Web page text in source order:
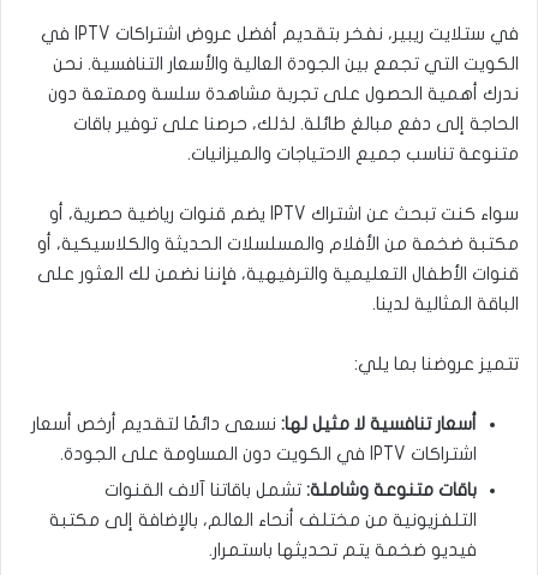
في ستلايت ريبير، نفخر بتقديم أفضل عروض اشتراكات IPTV في
الكويت التي تجمع بين الجودة العالية والأسعار التنافسية. نحن
ندرك أهمية الحصول على تجربة مشاهدة سلسة وممتعة دون
الحاجة إلى دفع مبالغ طائلة. لذلك، حرصنا على توفير باقات
متنوعة تناسب جميع الاحتياجات والميزانيات.
سواء كنت تبحث عن اشتراك IPTV يضم قنوات رياضية حصرية، أو
مكتبة ضخمة من الأفلام والمسلسلات الحديثة والكلاسيكية، أو
قنوات الأطفال التعليمية والترفيهية، فإننا نضمن لك العثور على
الباقة المثالية لدينا.
تتميز عروضنا بما يلي:
أسعار تنافسية لا مثيل لها: نسعى دائمًا لتقديم أرخص أسعار
اشتراكات IPTV في الكويت دون المساومة على الجودة.
باقات متنوعة وشاملة: تشمل باقاتنا آلاف القنوات
التلفزيونية من مختلف أنحاء العالم، بالإضافة إلى مكتبة
فيديو ضخمة يتم تحديثها باستمرار.